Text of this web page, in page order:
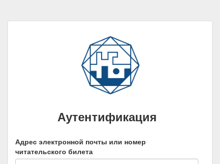
Аутентификация
Адрес электронной почты или номер
читательского билета